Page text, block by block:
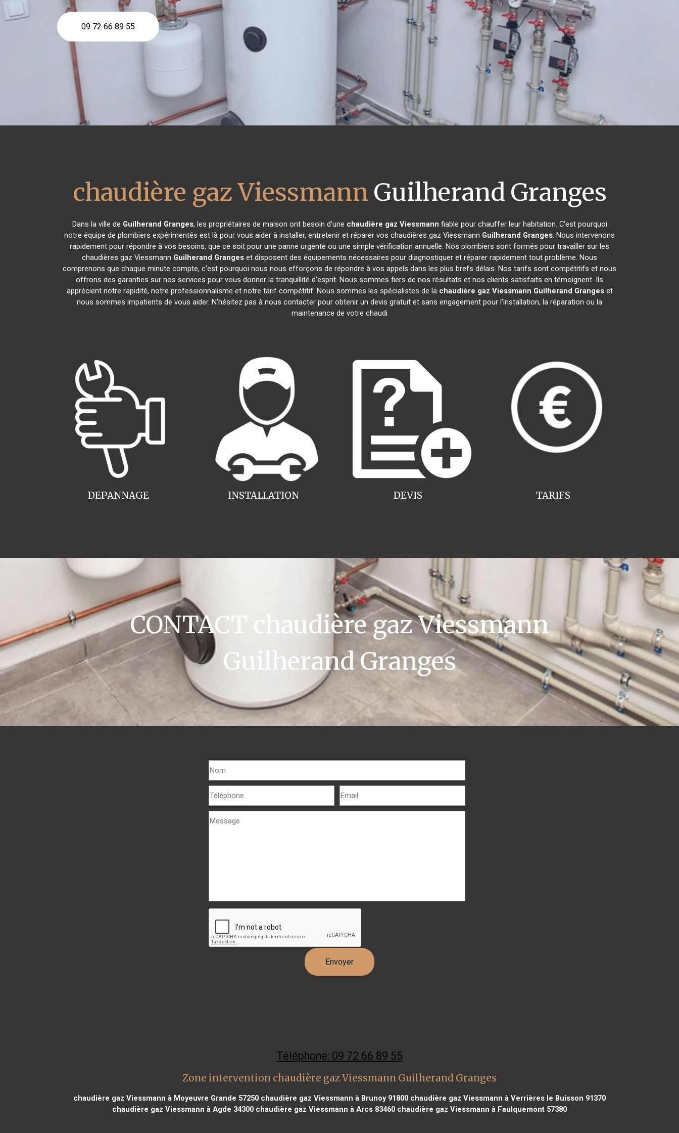
09 72 66 89 55
chaudière gaz Viessmann Guilherand Granges
Dans la ville de Guilherand Granges, les propriétaires de maison ont besoin d'une chaudière gaz Viessmann fiable pour chauffer leur habitation. C'est pourquoi
notre équipe de plombiers expérimentés est là pour vous aider à installer, entretenir et réparer vos chaudières gaz Viessmann Guilherand Granges. Nous intervenons
rapidement pour répondre à vos besoins, que ce soit pour une panne urgente ou une simple vérification annuelle. Nos plombiers sont formés pour travailler sur les
chaudières gaz Viessmann Guilherand Granges et disposent des équipements nécessaires pour diagnostiquer et réparer rapidement tout problème. Nous
comprenons que chaque minute compte, c'est pourquoi nous nous efforçons de répondre à vos appels dans les plus brefs délais. Nos tarifs sont compétitifs et nous
offrons des garanties sur nos services pour vous donner la tranquillité d'esprit. Nous sommes fiers de nos résultats et nos clients satisfaits en témoignent. Ils
apprécient notre rapidité, notre professionnalisme et notre tarif compétitif. Nous sommes les spécialistes de la chaudière gaz Viessmann Guilherand Grangeset
nous sommes impatients de vous aider. N'hésitez pas à nous contacter pour obtenir un devis gratuit et sans engagement pour l'installation, la réparation ou la
maintenance de votre chaudi
INSTALLATION
DEPANNAGE TARIFS
DEVIS
CONTACT chaudière gaz Viessmann
Guilherand Granges
Téléphone: 09 72 66 89 55
Zone intervention chaudière gaz Viessmann Guilherand Granges
chaudière gaz Viessmann à Moyeuvre Grande 57250 chaudière gaz Viessmann à Brunoy 91800 chaudière gaz Viessmann à Verrières le Buisson 91370
chaudière gaz Viessmann à Agde 34300 chaudière gaz Viessmann à Arcs 83460 chaudière gaz Viessmann à Faulquemont 57380